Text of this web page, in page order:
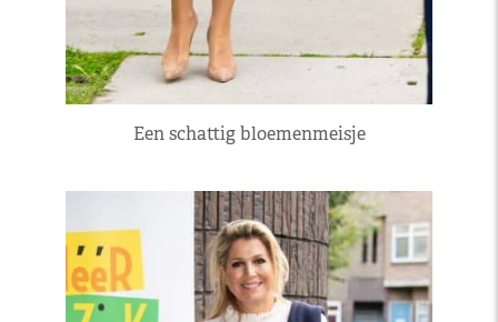
Een schattig bloemenmeisje